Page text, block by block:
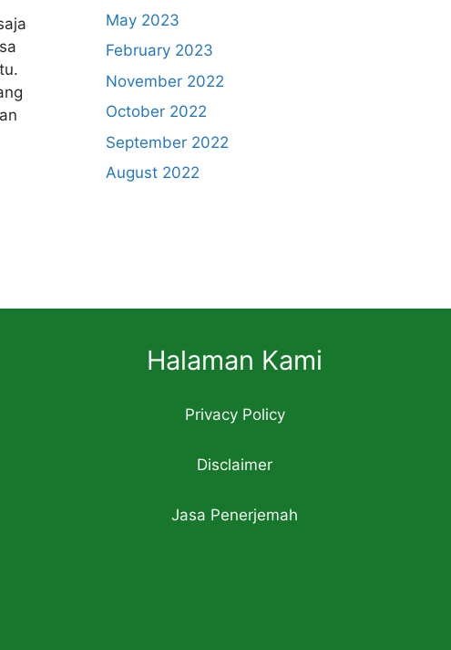
May 2023
February 2023
November 2022
October 2022
September 2022
August 2022
Halaman Kami
Privacy Policy
Disclaimer
Jasa Penerjemah